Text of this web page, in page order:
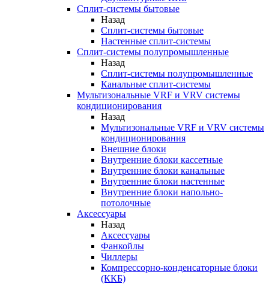
Сплит-системы бытовые
Назад
Сплит-системы бытовые
Настенные сплит-системы
Сплит-системы полупромышленные
Назад
Сплит-системы полупромышленные
Канальные сплит-системы
Мультизональные VRF и VRV системы
кондиционирования
Назад
Мультизональные VRF и VRV системы
кондиционирования
Внешние блоки
Внутренние блоки кассетные
Внутренние блоки канальные
Внутренние блоки настенные
Внутренние блоки напольно-
потолочные
Аксессуары
Назад
Аксессуары
Фанкойлы
Чиллеры
Компрессорно-конденсаторные блоки
(ККБ)